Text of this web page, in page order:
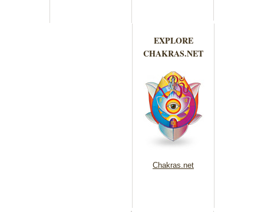
EXPLORE
CHAKRAS.NET
Chakras.net